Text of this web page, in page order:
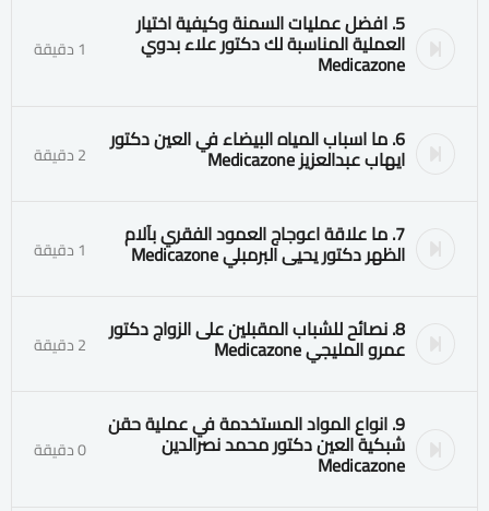
5. افضل عمليات السمنة وكيفية اختيار
العملية المناسبة لك دكتور علاء بدوي
Medicazone 1 دقيقة
6. ما اسباب المياه البيضاء في العين دكتور
ايهاب عبدالعزيز Medicazone 2 دقيقة
7. ما علاقة اعوجاج العمود الفقري بآلام
الظهر دكتور يحيى البرمبلي Medicazone 1 دقيقة
8. نصائح للشباب المقبلين على الزواج دكتور
عمرو المليجي Medicazone 2 دقيقة
9. انواع المواد المستخدمة في عملية حقن
شبكية العين دكتور محمد نصرالدين
Medicazone 0 دقيقة